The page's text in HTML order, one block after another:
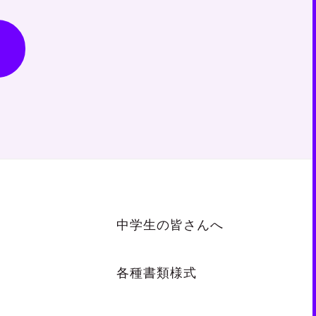
中学生の皆さんへ
各種書類様式